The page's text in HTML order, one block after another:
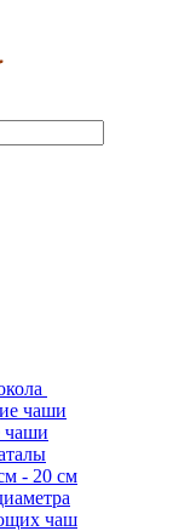
чаши
чаши
- 20 см
чаш